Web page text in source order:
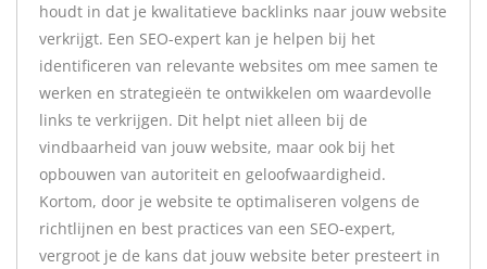
houdt in dat je kwalitatieve backlinks naar jouw website
verkrijgt. Een SEO-expert kan je helpen bij het
identificeren van relevante websites om mee samen te
werken en strategieën te ontwikkelen om waardevolle
links te verkrijgen. Dit helpt niet alleen bij de
vindbaarheid van jouw website, maar ook bij het
opbouwen van autoriteit en geloofwaardigheid.
Kortom, door je website te optimaliseren volgens de
richtlijnen en best practices van een SEO-expert,
vergroot je de kans dat jouw website beter presteert in